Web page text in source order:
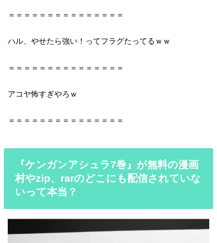
＝＝＝＝＝＝＝＝＝＝＝＝＝＝＝
ハル、やせたら強い！ってフラグたってるｗｗ
＝＝＝＝＝＝＝＝＝＝＝＝＝＝＝
アコヤ怖すぎやろｗ
＝＝＝＝＝＝＝＝＝＝＝＝＝＝＝
『ケンガンアシュラ7巻』が無料の漫画
村やzip、rarのどこにも配信されていな
いって本当？